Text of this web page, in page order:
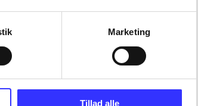
Marketing
Tillad alle